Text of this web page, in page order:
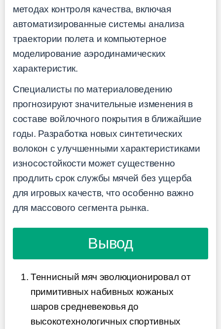
методах контроля качества, включая
автоматизированные системы анализа
траектории полета и компьютерное
моделирование аэродинамических
характеристик.
Специалисты по материаловедению
прогнозируют значительные изменения в
составе войлочного покрытия в ближайшие
годы. Разработка новых синтетических
волокон с улучшенными характеристиками
износостойкости может существенно
продлить срок службы мячей без ущерба
для игровых качеств, что особенно важно
для массового сегмента рынка.
Вывод
Теннисный мяч эволюционировал от
примитивных набивных кожаных
шаров средневековья до
высокотехнологичных спортивных